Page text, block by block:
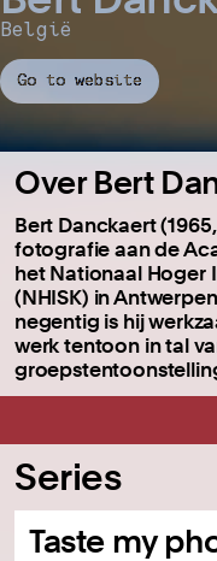
België
Go to website
Over Bert
Bert Danckaert
fotografie aan de
het Nationaal Hoger
(NHISK) in
negentig is hij
werk tentoon in tal
Series
Taste my